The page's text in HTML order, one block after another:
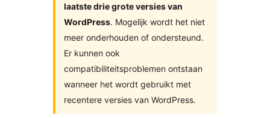
laatste drie grote versies van
WordPress. Mogelijk wordt het niet
meer onderhouden of ondersteund.
Er kunnen ook
compatibiliteitsproblemen ontstaan
wanneer het wordt gebruikt met
recentere versies van WordPress.